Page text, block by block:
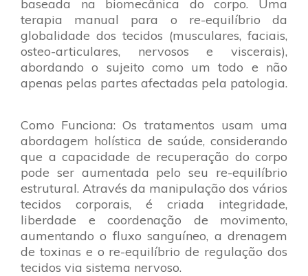
baseada na biomecânica do corpo. Uma
terapia manual para o re-equilíbrio da
globalidade dos tecidos (musculares, faciais,
osteo-articulares, nervosos e viscerais),
abordando o sujeito como um todo e não
apenas pelas partes afectadas pela patologia.
Como Funciona: Os tratamentos usam uma
abordagem holística de saúde, considerando
que a capacidade de recuperação do corpo
pode ser aumentada pelo seu re-equilíbrio
estrutural. Através da manipulação dos vários
tecidos corporais, é criada integridade,
liberdade e coordenação de movimento,
aumentando o fluxo sanguíneo, a drenagem
de toxinas e o re-equilíbrio de regulação dos
tecidos via sistema nervoso.